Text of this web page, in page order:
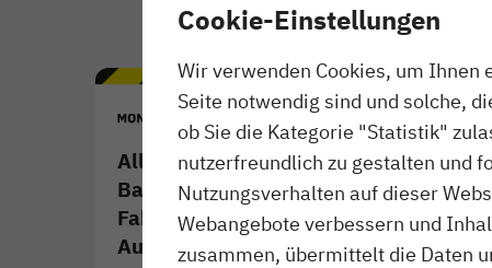
Alle angekündigten
Baumaßnahmen und
Fahrplanänderungen im
August 2026
Cookie-Einstellungen
Wir verwenden Cookies, um Ihnen
Seite notwendig sind und solche,
ob Sie die Kategorie "Statistik"
nutzerfreundlich zu gestalten und
Nutzungsverhalten auf dieser
Webangebote verbessern und
zusammen, übermittelt die Daten